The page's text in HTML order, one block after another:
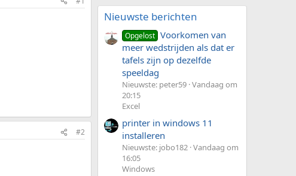
#2
Nieuwste berichten
Opgelost Voorkomen van
meer wedstrijden als dat er
tafels zijn op dezelfde
speeldag
Nieuwste: peter59 Vandaag om
20:15
Excel
printer in windows 11
installeren
Nieuwste: jobo182 Vandaag om
16:05
Windows